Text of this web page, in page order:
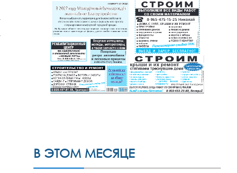
В ЭТОМ МЕСЯЦЕ